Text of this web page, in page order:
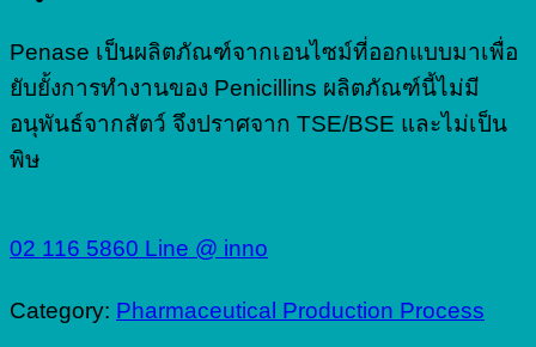
Penase เป็นผลิตภัณฑ์จากเอนไซม์ที่ออกแบบมาเพื่อ
ยับยั้งการทำงานของ Penicillins ผลิตภัณฑ์นี้ไม่มี
อนุพันธ์จากสัตว์ จึงปราศจาก TSE/BSE และไม่เป็น
พิษ
02 116 5860 Line @ inno
Category: Pharmaceutical Production Process